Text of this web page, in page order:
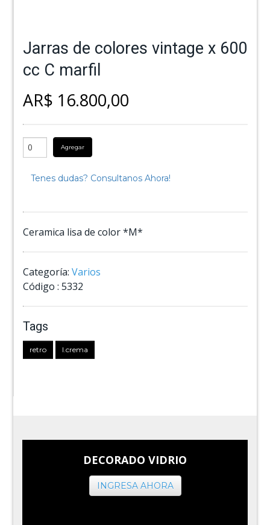
Jarras de colores vintage x 600
cc C marfil
AR$ 16.800,00
Agregar
Tenes dudas? Consultanos Ahora!
Ceramica lisa de color *M*
Categoría: Varios
Código : 5332
Tags
retro l.crema
DECORADO VIDRIO
INGRESA AHORA